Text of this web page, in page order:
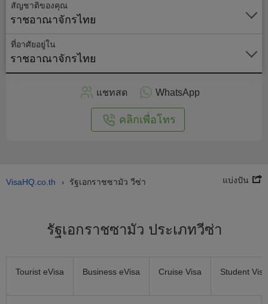
สัญชาติของคุณ
ราชอาณาจักรไทย
ที่อาศัยอยู่ใน
ราชอาณาจักรไทย
แชทสด WhatsApp
คลิกเพื่อโทร
VisaHQ.co.th › รัฐเอกราชซามัว วีซ่า แบ่งปัน
รัฐเอกราชซามัว ประเภทวีซ่า
Tourist eVisa Business eVisa Cruise Visa Student Visa